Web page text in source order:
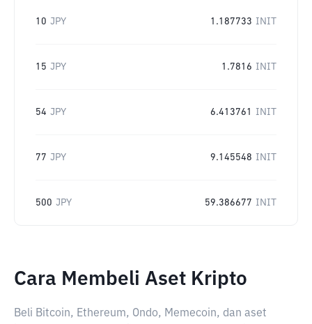
10 JPY 1.187733 INIT
15 JPY 1.7816 INIT
54 JPY 6.413761 INIT
77 JPY 9.145548 INIT
500 JPY 59.386677 INIT
Cara Membeli Aset Kripto
Beli Bitcoin, Ethereum, Ondo, Memecoin, dan aset